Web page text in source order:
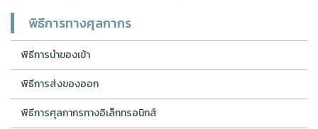
พิธีการทางศุลกากร
พิธีการนำของเข้า
พิธีการส่งของออก
พิธีการศุลกากรทางอิเล็กทรอนิกส์